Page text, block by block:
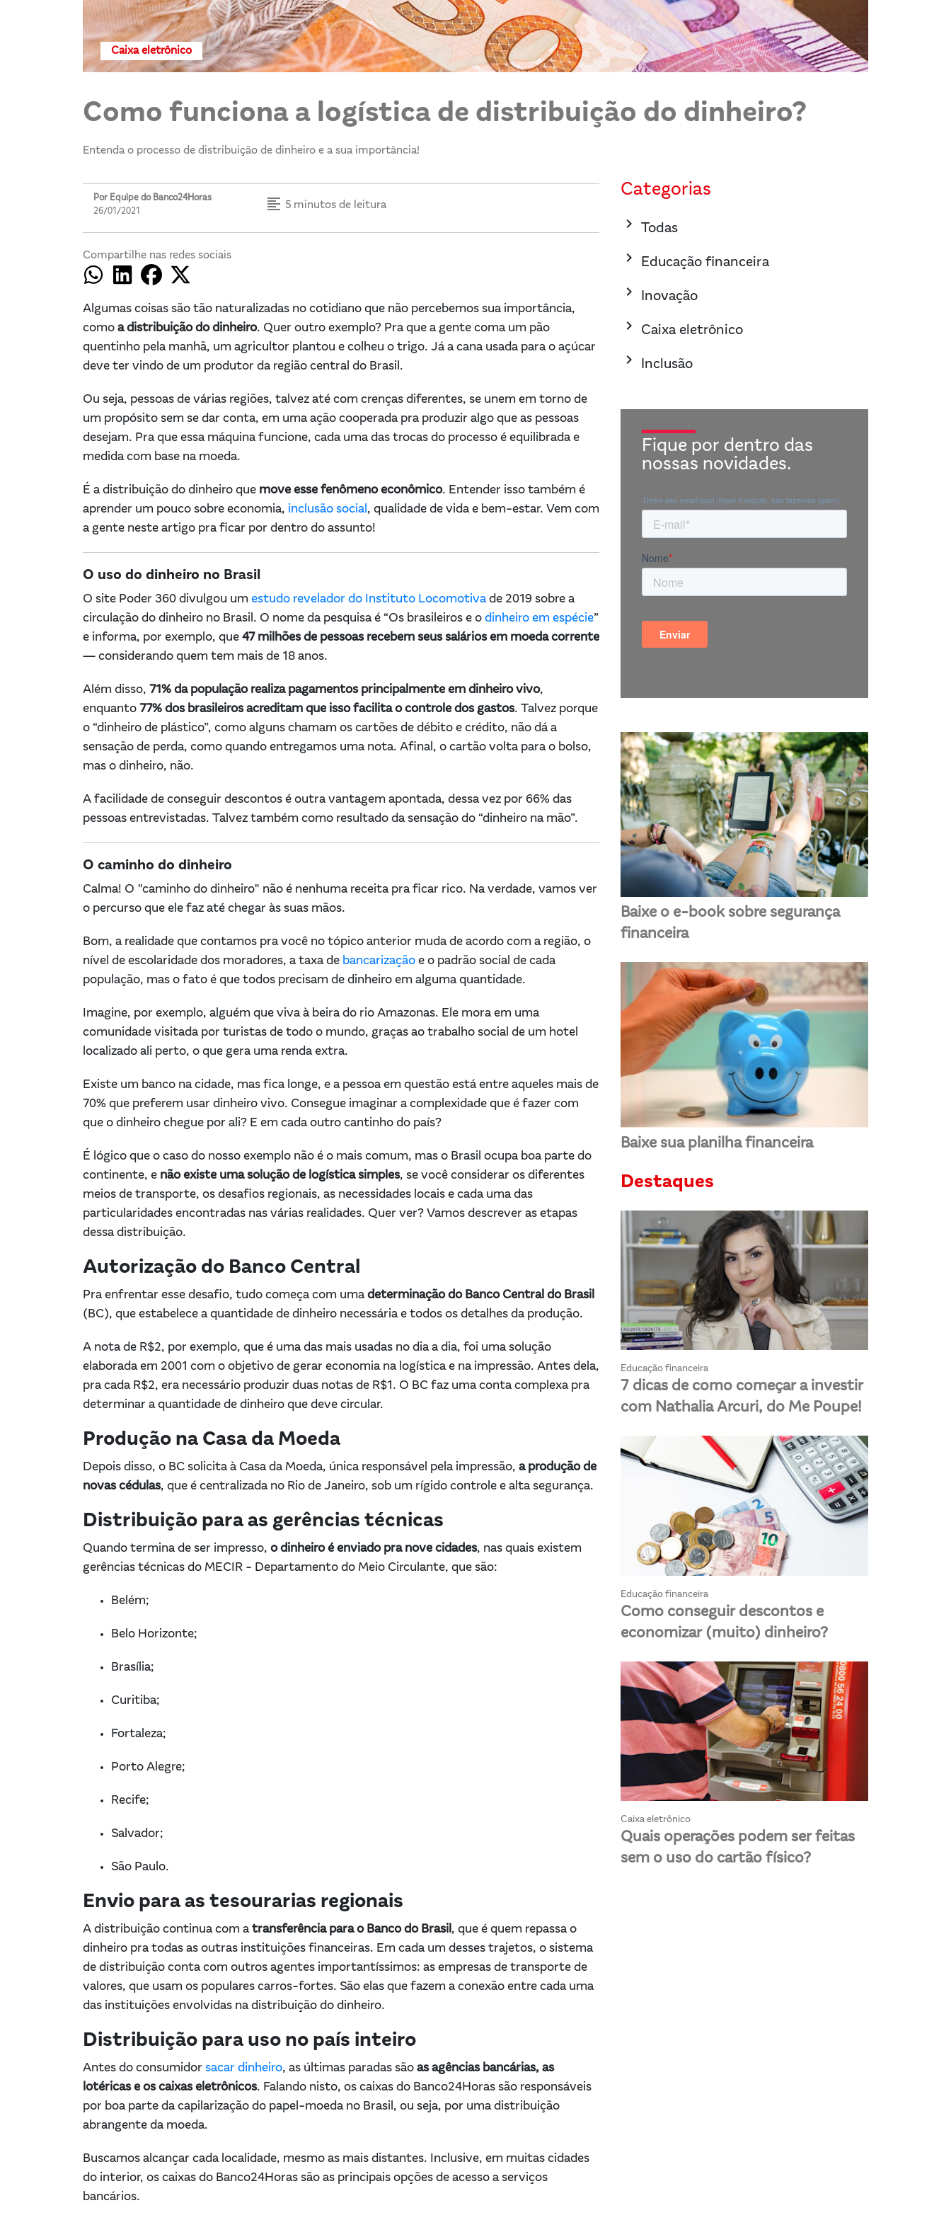
Caixa eletrônico
Como funciona a logística de distribuição do dinheiro?
Entenda o processo de distribuição de dinheiro e a sua importância!
Por Equipe do Banco24Horas
26/01/2021
format_align_left 5 minutos de leitura
Compartilhe nas redes sociais
Algumas coisas são tão naturalizadas no cotidiano que não percebemos sua importância,
como a distribuição do dinheiro. Quer outro exemplo? Pra que a gente coma um pão
quentinho pela manhã, um agricultor plantou e colheu o trigo. Já a cana usada para o açúcar
deve ter vindo de um produtor da região central do Brasil.
Ou seja, pessoas de várias regiões, talvez até com crenças diferentes, se unem em torno de
um propósito sem se dar conta, em uma ação cooperada pra produzir algo que as pessoas
desejam. Pra que essa máquina funcione, cada uma das trocas do processo é equilibrada e
medida com base na moeda.
É a distribuição do dinheiro que move esse fenômeno econômico. Entender isso também é
aprender um pouco sobre economia, inclusão social, qualidade de vida e bem-estar. Vem com
a gente neste artigo pra ficar por dentro do assunto!
O uso do dinheiro no Brasil
O site Poder 360 divulgou um estudo revelador do Instituto Locomotivade 2019 sobre a
circulação do dinheiro no Brasil. O nome da pesquisa é “Os brasileiros e o dinheiro em espécie”
e informa, por exemplo, que 47 milhões de pessoas recebem seus salários em moeda corrente
— considerando quem tem mais de 18 anos.
Além disso, 71% da população realiza pagamentos principalmente em dinheiro vivo,
enquanto 77% dos brasileiros acreditam que isso facilita o controle dos gastos. Talvez porque
o “dinheiro de plástico”, como alguns chamam os cartões de débito e crédito, não dá a
sensação de perda, como quando entregamos uma nota. Afinal, o cartão volta para o bolso,
mas o dinheiro, não.
A facilidade de conseguir descontos é outra vantagem apontada, dessa vez por 66% das
pessoas entrevistadas. Talvez também como resultado da sensação do “dinheiro na mão”.
O caminho do dinheiro
Calma! O "caminho do dinheiro" não é nenhuma receita pra ficar rico. Na verdade, vamos ver
o percurso que ele faz até chegar às suas mãos.
Bom, a realidade que contamos pra você no tópico anterior muda de acordo com a região, o
nível de escolaridade dos moradores, a taxa de bancarização e o padrão social de cada
população, mas o fato é que todos precisam de dinheiro em alguma quantidade.
Imagine, por exemplo, alguém que viva à beira do rio Amazonas. Ele mora em uma
comunidade visitada por turistas de todo o mundo, graças ao trabalho social de um hotel
localizado ali perto, o que gera uma renda extra.
Existe um banco na cidade, mas fica longe, e a pessoa em questão está entre aqueles mais de
70% que preferem usar dinheiro vivo. Consegue imaginar a complexidade que é fazer com
que o dinheiro chegue por ali? E em cada outro cantinho do país?
É lógico que o caso do nosso exemplo não é o mais comum, mas o Brasil ocupa boa parte do
continente, e não existe uma solução de logística simples, se você considerar os diferentes
meios de transporte, os desafios regionais, as necessidades locais e cada uma das
particularidades encontradas nas várias realidades. Quer ver? Vamos descrever as etapas
dessa distribuição.
Autorização do Banco Central
Pra enfrentar esse desafio, tudo começa com umadeterminação do Banco Central do Brasil
(BC), que estabelece a quantidade de dinheiro necessária e todos os detalhes da produção.
A nota de R$2, por exemplo, que é uma das mais usadas no dia a dia, foi uma solução
elaborada em 2001 com o objetivo de gerar economia na logística e na impressão. Antes dela,
pra cada R$2, era necessário produzir duas notas de R$1. O BC faz uma conta complexa pra
determinar a quantidade de dinheiro que deve circular.
Produção na Casa da Moeda
Depois disso, o BC solicita à Casa da Moeda, única responsável pela impressão, a produção de
novas cédulas, que é centralizada no Rio de Janeiro, sob um rígido controle e alta segurança.
Distribuição para as gerências técnicas
Quando termina de ser impresso, o dinheiro é enviado pra nove cidades, nas quais existem
gerências técnicas do MECIR - Departamento do Meio Circulante, que são:
Belém;
Belo Horizonte;
Brasília;
Curitiba;
Fortaleza;
Porto Alegre;
Recife;
Salvador;
São Paulo.
Envio para as tesourarias regionais
A distribuição continua com atransferência para o Banco do Brasil, que é quem repassa o
dinheiro pra todas as outras instituições financeiras. Em cada um desses trajetos, o sistema
de distribuição conta com outros agentes importantíssimos: as empresas de transporte de
valores, que usam os populares carros-fortes. São elas que fazem a conexão entre cada uma
das instituições envolvidas na distribuição do dinheiro.
Distribuição para uso no país inteiro
Antes do consumidor sacar dinheiro, as últimas paradas são as agências bancárias, as
lotéricas e os caixas eletrônicos. Falando nisto, os caixas do Banco24Horas são responsáveis
por boa parte da capilarização do papel-moeda no Brasil, ou seja, por uma distribuição
abrangente da moeda.
Buscamos alcançar cada localidade, mesmo as mais distantes. Inclusive, em muitas cidades
do interior, os caixas do Banco24Horas são as principais opções de acesso a serviços
bancários.
Categorias
keyboard_arrow_right Todas
keyboard_arrow_right Educação financeira
keyboard_arrow_right Inovação
keyboard_arrow_right Caixa eletrônico
keyboard_arrow_right Inclusão
Fique por dentro das
nossas novidades.
Baixe o e-book sobre segurança
financeira
Baixe sua planilha financeira
Destaques
Educação financeira
7 dicas de como começar a investir
com Nathalia Arcuri, do Me Poupe!
Educação financeira
Como conseguir descontos e
economizar (muito) dinheiro?
Caixa eletrônico
Quais operações podem ser feitas
sem o uso do cartão físico?